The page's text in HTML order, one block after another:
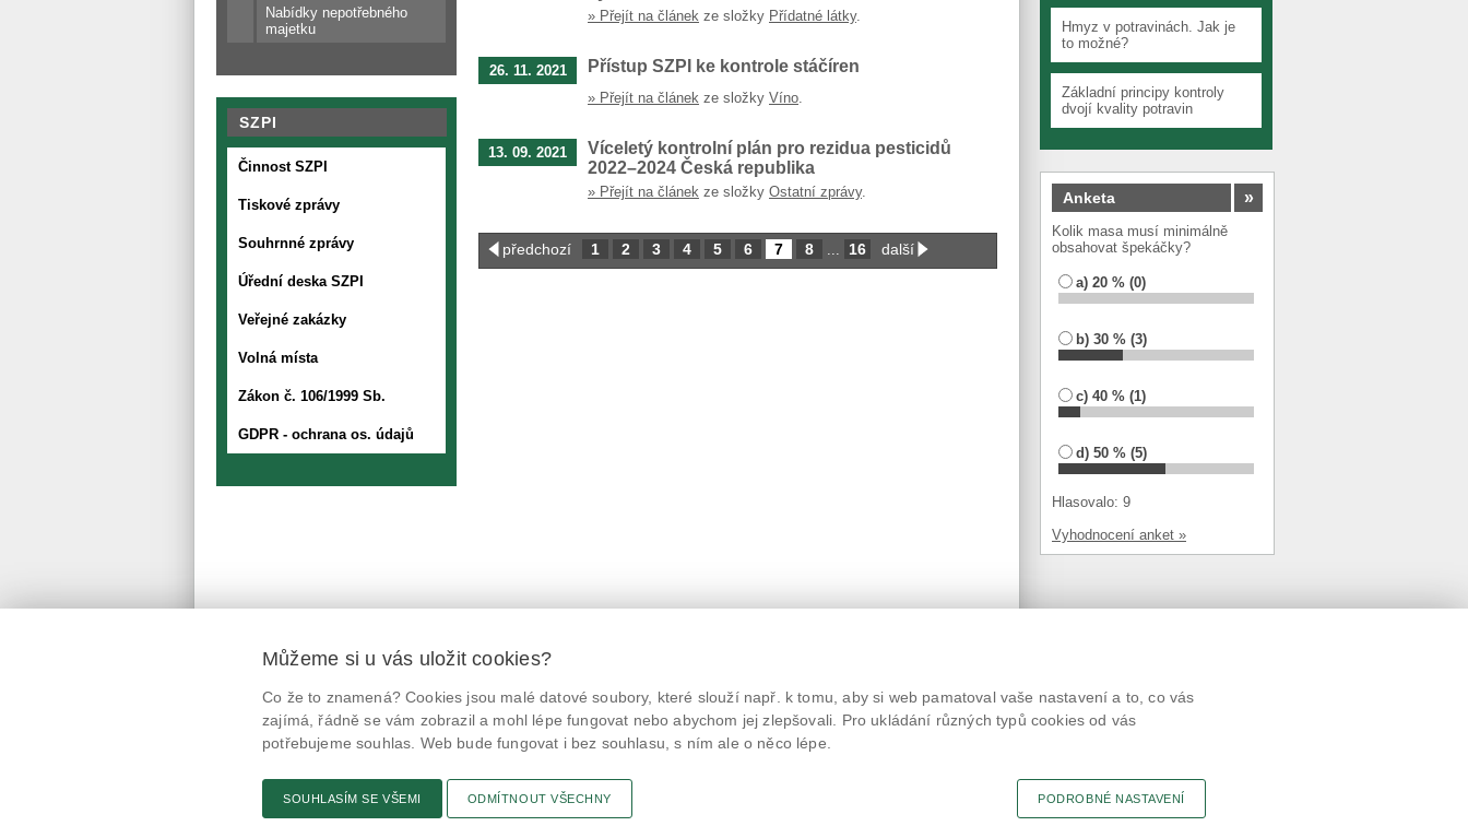
Nabídky nepotřebného
majetku
SZPI
Činnost SZPI
Tiskové zprávy
Souhrnné zprávy
Úřední deska SZPI
Veřejné zakázky
Volná místa
Zákon č. 106/1999 Sb.
GDPR - ochrana os. údajů
» Přejít na článek ze složky Přídatné látky.
26. 11. 2021 Přístup SZPI ke kontrole stáčíren
» Přejít na článek ze složky Víno
13. 09. 2021
Víceletý kontrolní plán pro rezidua pesticidů
2022–2024 Česká republika
» Přejít na článek ze složky Ostatní zprávy.
předchozí 1 2 3 4 5 6 7 8 16 další
Hmyz v potravinách. Jak je
to možné?
Základní principy kontroly
dvojí kvality potravin
Anketa »
Kolik masa musí minimálně
obsahovat špekáčky?
a) 20 % (0)
b) 30 % (3)
c) 40 % (1)
d) 50 % (5)
Hlasovalo: 9
Vyhodnocení anket »
@potravinynapranyri @NaPranyri
@SZPIjobs
© Státní zemědělská a potravinářská inspekce 2026.
Květná 15, 603 00 Brno, epodatelna
szpi.gov.cz
ID datové schránky: avraiqg
Prohlášení o přístupnosti
Připomínky
Tisk stránky
Můžeme si u vás uložit cookies?
Co že to znamená? Cookies jsou malé datové soubory, které slouží např. k tomu, aby si web pamatoval vaše nastavení a to, co vás
zajímá, řádně se vám zobrazil a mohl lépe fungovat nebo abychom jej zlepšovali. Pro ukládání různých typů cookies od vás
potřebujeme souhlas. Web bude fungovat i bez souhlasu, s ním ale o něco lépe.
SOUHLASÍM SE VŠEMI ODMÍTNOUT VŠECHNY PODROBNÉ NASTAVENÍ